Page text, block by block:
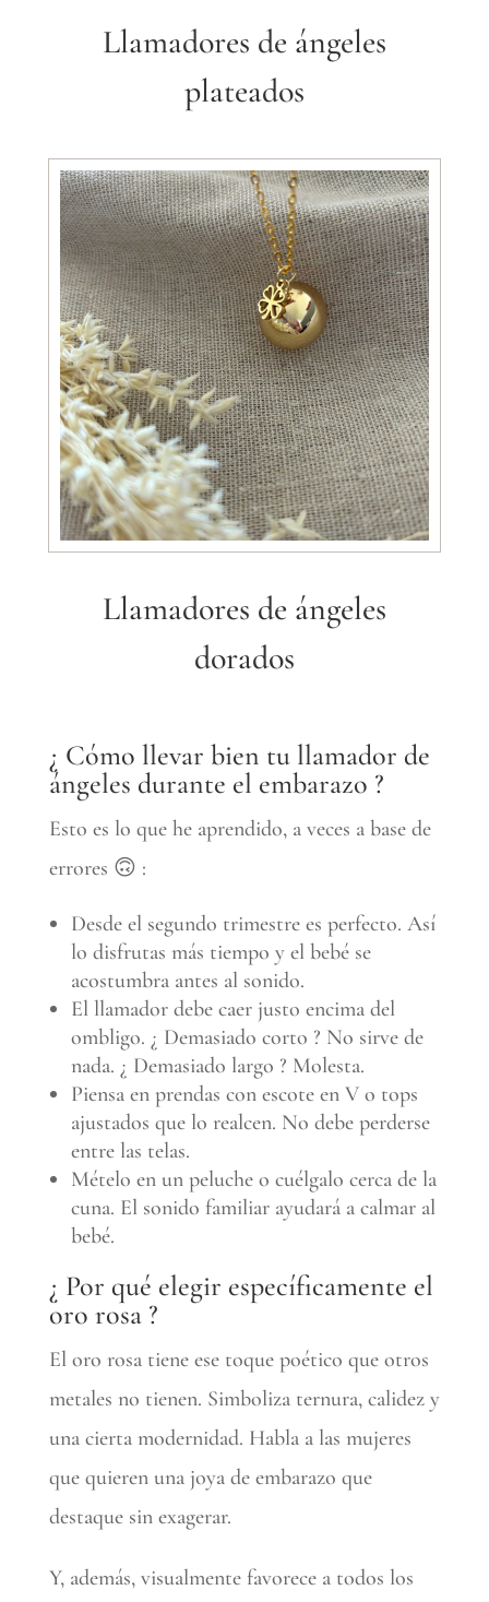
Llamadores de ángeles
plateados
Llamadores de ángeles
dorados
¿ Cómo llevar bien tu llamador de
ángeles durante el embarazo ?
Esto es lo que he aprendido, a veces a base de
errores 🙃 :
Desde el segundo trimestre es perfecto. Así
lo disfrutas más tiempo y el bebé se
acostumbra antes al sonido.
El llamador debe caer justo encima del
ombligo. ¿ Demasiado corto ? No sirve de
nada. ¿ Demasiado largo ? Molesta.
Piensa en prendas con escote en V o tops
ajustados que lo realcen. No debe perderse
entre las telas.
Mételo en un peluche o cuélgalo cerca de la
cuna. El sonido familiar ayudará a calmar al
bebé.
¿ Por qué elegir específicamente el
oro rosa ?
El oro rosa tiene ese toque poético que otros
metales no tienen. Simboliza ternura, calidez y
una cierta modernidad. Habla a las mujeres
que quieren una joya de embarazo que
destaque sin exagerar.
Y, además, visualmente favorece a todos los